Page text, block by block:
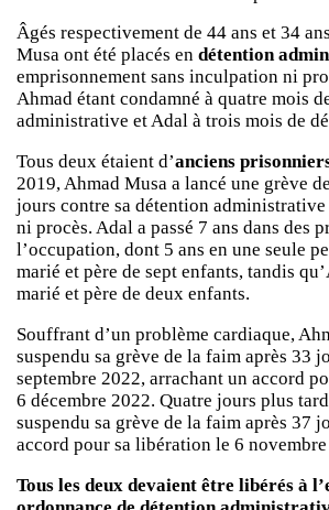
Âgés respectivement de 44 ans et 34
Musa ont été placés en détention
emprisonnement sans inculpation ni
Ahmad étant condamné à quatre mois
administrative et Adal à trois mois de
Tous deux étaient d’anciens
2019, Ahmad Musa a lancé une grève
jours contre sa détention
ni procès. Adal a passé 7 ans dans des
l’occupation, dont 5 ans en une seule
marié et père de sept enfants, tandis
marié et père de deux enfants.
Souffrant d’un problème cardiaque,
suspendu sa grève de la faim après 33
septembre 2022, arrachant un accord
6 décembre 2022. Quatre jours plus
suspendu sa grève de la faim après 37
accord pour sa libération le 6
Tous les deux devaient être libérés à